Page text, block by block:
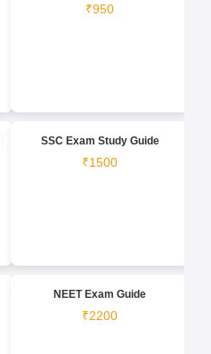
₹950
SSC Exam Study Guide
₹1500
NEET Exam Guide
₹2200